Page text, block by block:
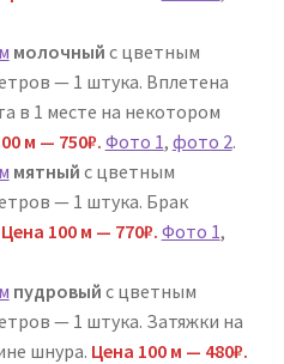
молочный с цветным
— 1 штука. Вплетена
в 1 месте на некотором
м — 750₽. Фото 1, фото 2.
мятный с цветным
— 1 штука. Брак
Цена 100 м — 770₽. Фото 1,
пудровый с цветным
— 1 штука. Затяжки на
шнура. Цена 100 м — 480₽.